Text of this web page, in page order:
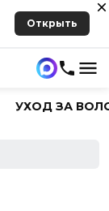
Открыть
УХОД ЗА